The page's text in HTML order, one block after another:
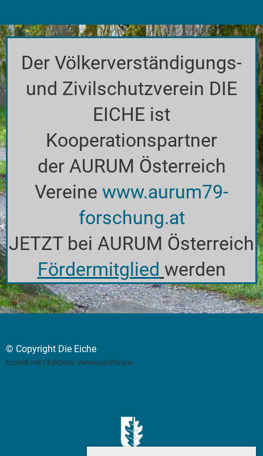
Der Völkerverständigungs-
und Zivilschutzverein DIE
EICHE ist
Kooperationspartner
der AURUM Österreich
Vereine www.aurum79-
forschung.at
JETZT bei AURUM Österreich
Fördermitglied werden
© Copyright Die Eiche
Erstellt mit ClubDesk Vereinssoftware